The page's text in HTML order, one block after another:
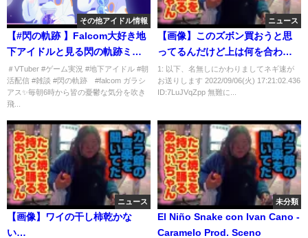
その他アイドル情報
【#閃の軌跡 】Falcom大好き地
下アイドルと見る閃の軌跡ミュ
ージカル・・・ミュージカ
ル！？【毎朝6時10分から#地下
アイドルの #朝活配信/Vtuber/銀
＃VTuber #ゲーム実況 #地下アイドル #朝
活配信 #雑談 #閃の軌跡 #falcom ガラシ
アス✨毎朝6時から皆の憂鬱な気分を吹き
飛...
ニュース
【画像】このズボン買おうと思
ってるんだけど上は何を合わせ
れば良い？
1: 以下、名無しにかわりましてネギ速が
お送りします 2022/09/06(火) 17:21:02.436
ID:7LuJVqZpp 無難に...
ニュース
【画像】ワイの干し柿乾かな
い…
未分類
El Niño Snake con Ivan Cano -
Caramelo Prod. Sceno